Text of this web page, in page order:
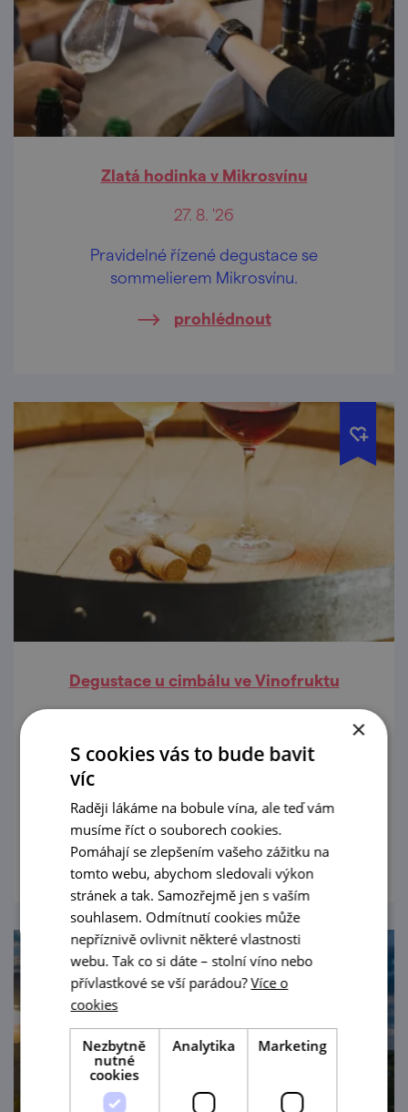
Zlatá hodinka v Mikrosvínu
27. 8. '26
Pravidelné řízené degustace se
sommelierem Mikrosvínu.
prohlédnout
Degustace u cimbálu ve Vinofruktu
Zveme širokou veřejnost do Vinofruktu na
ochutnávku s možností nákupu a posezením
s cimbálovou muzikou Kasanica.
prohlédnout
×
S cookies vás to bude bavit
víc
Raději lákáme na bobule vína, ale teď vám
musíme říct o souborech cookies.
Pomáhají se zlepšením vašeho zážitku na
tomto webu, abychom sledovali výkon
stránek a tak. Samozřejmě jen s vaším
souhlasem. Odmítnutí cookies může
nepříznivě ovlivnit některé vlastnosti
webu. Tak co si dáte – stolní víno nebo
přívlastkové se vší parádou?Více o
cookies
Nezbytně
nutné
cookies
Analytika Marketing